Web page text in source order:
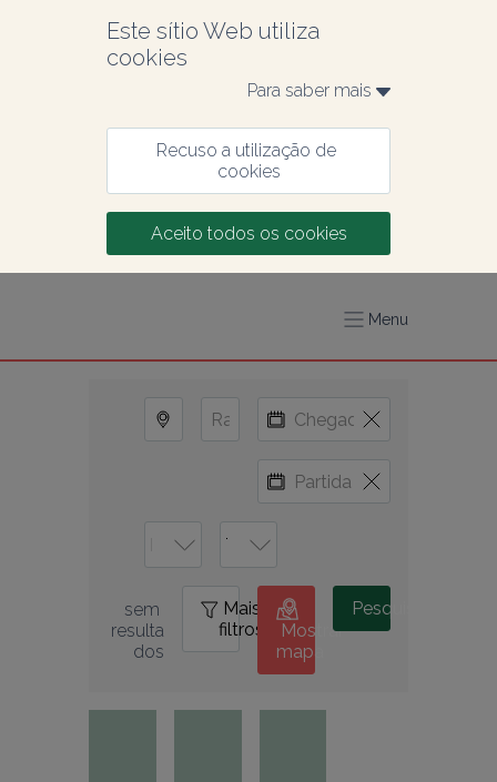
Este sítio Web utiliza
cookies
Para saber mais
Recuso a utilização de
cookies
Aceito todos os cookies
Menu
sem
resulta
dos
Mais
filtros
0
Mostrar
mapa
Pesquisar